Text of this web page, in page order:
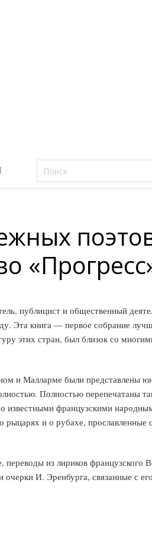
публицист и общественный
Эта книга — первое собрание
этих стран, был близок со
и Малларме были представлены
Полностью перепечатаны
французскими
и о рубахе, прославленные
из лириков французского
И. Эренбурга, связанные с